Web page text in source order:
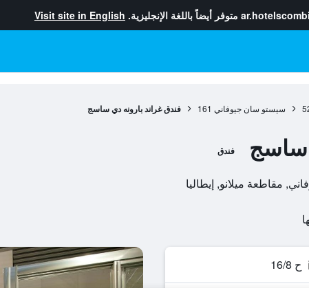
متوفر أيضاً باللغة الإنجليزية. Visit site in English
سيستو سان جيوفاني 161 فندق غراند بارونه دي ساسج
ساسج فندق
ح 16/8